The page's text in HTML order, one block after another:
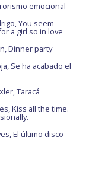
emocional
You seem
a girl so in love
Dinner party
Se ha acabado el
Taracá
Kiss all the time.
El último disco